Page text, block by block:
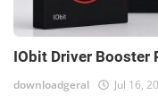
IObit Driver Booster
downloadgeral Jul 16,